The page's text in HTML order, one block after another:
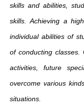
skills and abilities,
skills. Achieving a
individual abilities of
of conducting classes.
activities, future
overcome various
situations.